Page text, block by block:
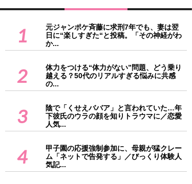
1
元ジャンポケ斉藤に求刑7年でも、妻は翌
日に“楽しすぎた“と投稿。「その神経がわ
か...
2
体力をつける“体力がない”問題、どう乗り
越える？50代のリアルすぎる悩みに共感
の...
3
陰で「くせえババア」と言われていた…年
下彼氏のウラの顔を知りトラウマに／恋愛
人気...
4
甲子園の応援強制参加に、母親が猛クレー
ム「ネットで告発する」／びっくり体験人
気記...